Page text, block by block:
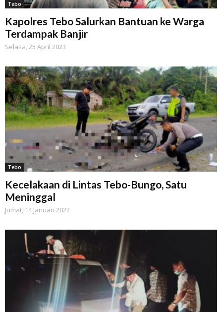
Tebo
Kapolres Tebo Salurkan Bantuan ke Warga
Terdampak Banjir
Selasa, 25 April 2023
Tebo
Kecelakaan di Lintas Tebo-Bungo, Satu
Meninggal
Jumat, 14 Januari 2022